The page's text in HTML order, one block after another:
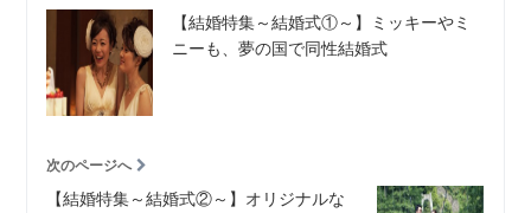
【結婚特集～結婚式①～】ミッキーやミ
ニーも、夢の国で同性結婚式
次のページへ
【結婚特集～結婚式②～】オリジナルな